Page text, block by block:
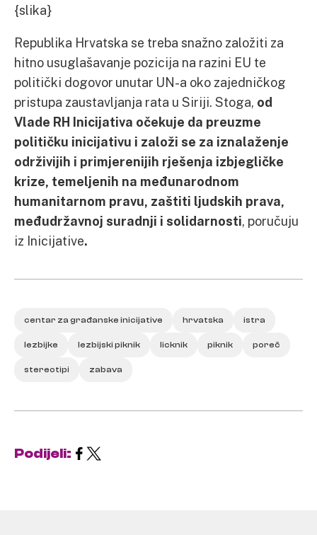
{slika}
Republika Hrvatska se treba snažno založiti za
hitno usuglašavanje pozicija na razini EU te
politički dogovor unutar UN-a oko zajedničkog
pristupa zaustavljanja rata u Siriji. Stoga, od
Vlade RH Inicijativa očekuje da preuzme
političku inicijativu i založi se za iznalaženje
održivijih i primjerenijih rješenja izbjegličke
krize, temeljenih na međunarodnom
humanitarnom pravu, zaštiti ljudskih prava,
međudržavnoj suradnji i solidarnosti, poručuju
iz Inicijative.
centar za građanske inicijative hrvatska istra
lezbijke lezbijski piknik licknik piknik poreč
stereotipi zabava
Podijeli: